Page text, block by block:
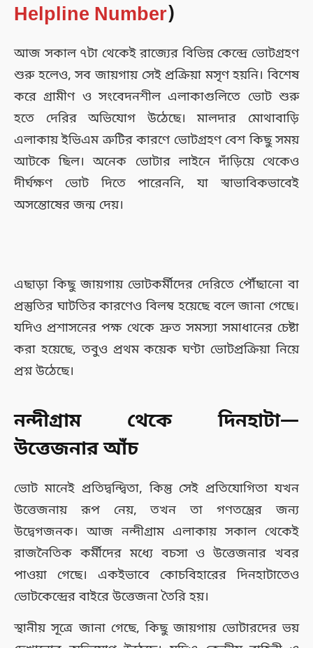
Helpline Number)
আজ সকাল ৭টা থেকেই রাজ্যের বিভিন্ন কেন্দ্রে ভোটগ্রহণ
শুরু হলেও, সব জায়গায় সেই প্রক্রিয়া মসৃণ হয়নি। বিশেষ
করে গ্রামীণ ও সংবেদনশীল এলাকাগুলিতে ভোট শুরু
হতে দেরির অভিযোগ উঠেছে। মালদার মোথাবাড়ি
এলাকায় ইভিএম ত্রুটির কারণে ভোটগ্রহণ বেশ কিছু সময়
আটকে ছিল। অনেক ভোটার লাইনে দাঁড়িয়ে থেকেও
দীর্ঘক্ষণ ভোট দিতে পারেননি, যা স্বাভাবিকভাবেই
অসন্তোষের জন্ম দেয়।
এছাড়া কিছু জায়গায় ভোটকর্মীদের দেরিতে পৌঁছানো বা
প্রস্তুতির ঘাটতির কারণেও বিলম্ব হয়েছে বলে জানা গেছে।
যদিও প্রশাসনের পক্ষ থেকে দ্রুত সমস্যা সমাধানের চেষ্টা
করা হয়েছে, তবুও প্রথম কয়েক ঘণ্টা ভোটপ্রক্রিয়া নিয়ে
প্রশ্ন উঠেছে।
নন্দীগ্রাম থেকে দিনহাটা—
উত্তেজনার আঁচ
ভোট মানেই প্রতিদ্বন্দ্বিতা, কিন্তু সেই প্রতিযোগিতা যখন
উত্তেজনায় রূপ নেয়, তখন তা গণতন্ত্রের জন্য
উদ্বেগজনক। আজ নন্দীগ্রাম এলাকায় সকাল থেকেই
রাজনৈতিক কর্মীদের মধ্যে বচসা ও উত্তেজনার খবর
পাওয়া গেছে। একইভাবে কোচবিহারের দিনহাটাতেও
ভোটকেন্দ্রের বাইরে উত্তেজনা তৈরি হয়।
স্থানীয় সূত্রে জানা গেছে, কিছু জায়গায় ভোটারদের ভয়